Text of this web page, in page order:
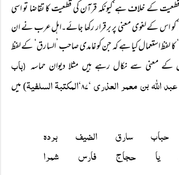
کے خلاف ہے‘کیونکہ قرآن کی قطعیت کا تقاضا تو اسی
کو اس کے لغوی معنی پر برقرار رکھا جائے۔اہل عرب نے ان
کا لفظ استعمال کیا ہے کہ جن کو غامدی صاحب ’السارق‘ کے لفظ
معنی سے نکال رہے ہیں مثلا دیوان حماسہ (باب
معمر العذری ‘۸۷‘المکتبۃ السلفیۃ
) میں
حباب سارق الضیف بردہ
حجاج فارس شمرا